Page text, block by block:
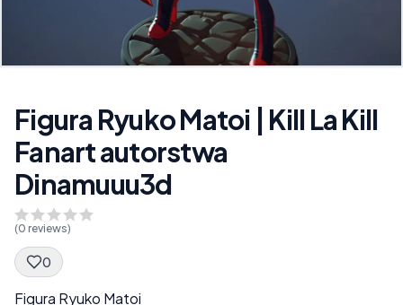
Figura Ryuko Matoi | Kill La Kill
Fanart autorstwa
Dinamuuu3d
(0 reviews)
0
Spec Description
Figura Ryuko Matoi